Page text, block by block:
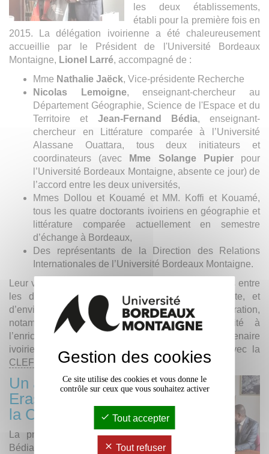
les deux établissements,
établi pour la première fois en
2015. La délégation ivoirienne a été chaleureusement
accueillie par le Président de l'Université Bordeaux
Montaigne, Lionel Larré, accompagné de :
Mme Nathalie Jaëck, Vice-présidente Recherche
Nicolas Lemoigne, enseignant-chercheur au
Département Géographie, Science de l'Espace et du
Territoire et Jean-Fernand Bédia, enseignant-
chercheur en Littérature comparée à l’Université
Alassane Ouattara, tous deux initiateurs et
coordinateurs (avec
Mme Solange Pupierpour
l’Université Bordeaux Montaigne, absente ce jour) de
l’accord entre les deux universités,
Mmes Dollou et Kouamé et MM. Koffi et Kouamé,
tous les quatre doctorants ivoiriens en géographie et
littérature comparée actuellement en semestre
d’échange à Bordeaux,
Des représentants de la Direction des Relations
Internationales de l’Université Bordeaux Montaigne.
Leur visite a permis de renforcer davantage les liens entre
les deux institutions, partenaires de longue date, et
d’envisager de nouvelles pistes de coopération,
notamment la participation de notre université à
l’enrichissement du fond documentaire du partenaire
ivoirien ainsi que des projets en collaboration avec la
CLEFF
Un accord
Erasmus+ avec
la Côte d'Ivoire
La présence de Monsieur
Bédia et celle des quatre
Gestion des cookies
Ce site utilise des cookies et vous donne le
contrôle sur ceux que vous souhaitez activer
Tout accepter
Tout refuser